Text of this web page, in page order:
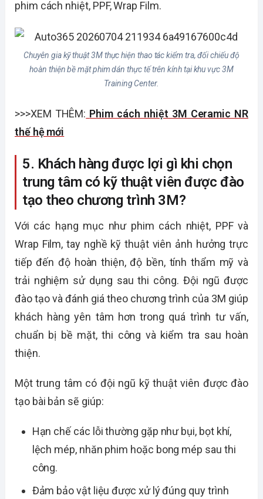
phim cách nhiệt, PPF, Wrap Film.
Chuyên gia kỹ thuật 3M thực hiện thao tác kiểm tra, đối chiếu độ
hoàn thiện bề mặt phim dán thực tế trên kính tại khu vực 3M
Training Center.
>>>XEM THÊM: Phim cách nhiệt 3M Ceramic NR
thế hệ mới
5. Khách hàng được lợi gì khi chọn
trung tâm có kỹ thuật viên được đào
tạo theo chương trình 3M?
Với các hạng mục như phim cách nhiệt, PPF và
Wrap Film, tay nghề kỹ thuật viên ảnh hưởng trực
tiếp đến độ hoàn thiện, độ bền, tính thẩm mỹ và
trải nghiệm sử dụng sau thi công. Đội ngũ được
đào tạo và đánh giá theo chương trình của 3M giúp
khách hàng yên tâm hơn trong quá trình tư vấn,
chuẩn bị bề mặt, thi công và kiểm tra sau hoàn
thiện.
Một trung tâm có đội ngũ kỹ thuật viên được đào
tạo bài bản sẽ giúp:
Hạn chế các lỗi thường gặp như bụi, bọt khí,
lệch mép, nhăn phim hoặc bong mép sau thi
công.
Đảm bảo vật liệu được xử lý đúng quy trình